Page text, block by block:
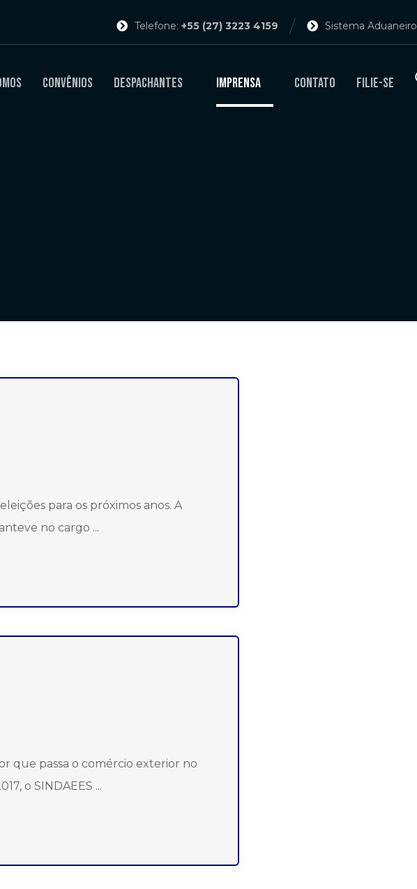
Sistema Aduaneiro
Telefone: +55 (27) 3223 4159
Convênios Despachantes Imprensa Contato Filie-se
para os próximos anos. A
no cargo ...
que passa o comércio exterior no
o SINDAEES ...